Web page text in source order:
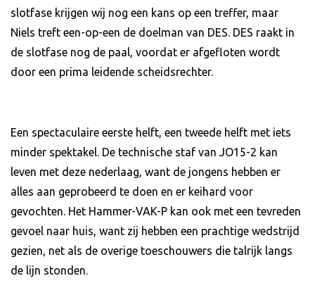
slotfase krijgen wij nog een kans op een treffer, maar
Niels treft een-op-een de doelman van DES. DES raakt in
de slotfase nog de paal, voordat er afgefloten wordt
door een prima leidende scheidsrechter.
Een spectaculaire eerste helft, een tweede helft met iets
minder spektakel. De technische staf van JO15-2 kan
leven met deze nederlaag, want de jongens hebben er
alles aan geprobeerd te doen en er keihard voor
gevochten. Het Hammer-VAK-P kan ook met een tevreden
gevoel naar huis, want zij hebben een prachtige wedstrijd
gezien, net als de overige toeschouwers die talrijk langs
de lijn stonden.